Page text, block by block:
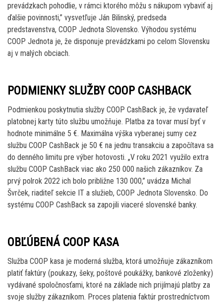
prevádzkach pohodlie, v rámci ktorého môžu s nákupom vybaviť aj
ďalšie povinnosti,” vysvetľuje Ján Bilinský, predseda
predstavenstva, COOP Jednota Slovensko. Výhodou systému
COOP Jednota je, že disponuje prevádzkami po celom Slovensku
aj v malých obciach.
PODMIENKY SLUŽBY COOP CASHBACK
Podmienkou poskytnutia služby COOP CashBack je, že vydavateľ
platobnej karty túto službu umožňuje. Platba za tovar musí byť v
hodnote minimálne 5 €. Maximálna výška vyberanej sumy cez
službu COOP CashBack je 50 € na jednu transakciu a započítava sa
do denného limitu pre výber hotovosti. „V roku 2021 využilo extra
službu COOP CashBack viac ako 250 000 našich zákazníkov. Za
prvý polrok 2022 ich bolo približne 130 000,” uvádza Michal
Švrček, riaditeľ sekcie IT a služieb, COOP Jednota Slovensko. Do
systému COOP CashBack sa zapojili viaceré slovenské banky.
OBĽÚBENÁ COOP KASA
Služba COOP kasa je moderná služba, ktorá umožňuje zákazníkom
platiť faktúry (poukazy, šeky, poštové poukážky, bankové zloženky)
vydávané spoločnosťami, ktoré na základe nich prijímajú platby za
svoje služby zákazníkom. Proces platenia faktúr prostredníctvom